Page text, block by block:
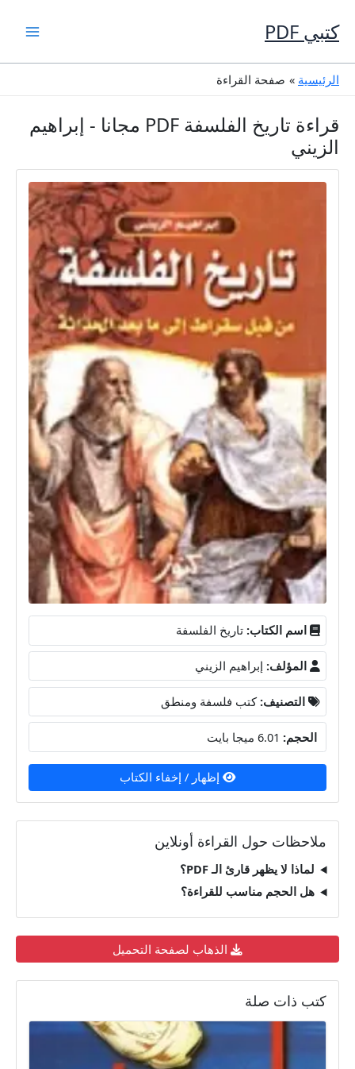
إلى
المحتوى
كتبي PDF
الرئيسية صفحة القراءة
قراءة تاريخ الفلسفة PDF مجانا - إبراهيم
الزيني
اسم الكتاب: تاريخ الفلسفة
المؤلف: إبراهيم الزيني
التصنيف: كتب فلسفة ومنطق
الحجم:
إظهار / إخفاء الكتاب
ملاحظات حول القراءة أونلاين
لماذا لا يظهر قارئ الـ PDF؟
هل الحجم مناسب للقراءة؟
الذهاب لصفحة التحميل
كتب ذات صلة